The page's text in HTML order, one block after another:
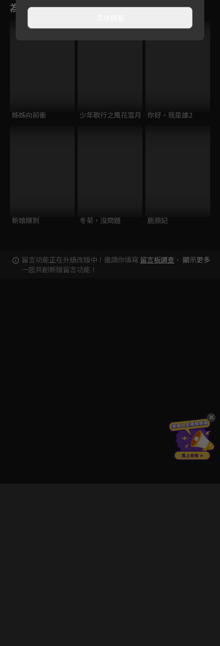
為您推薦
姊姊向前衝 少年歌行之風花雪月 你好，我是誰2
新娘嫁到 冬菊，沒問題 鹿鼎記
留言功能正在升級改版中！邀請你填寫 留言板調查 ，
一起共創新版留言功能！
顯示更多